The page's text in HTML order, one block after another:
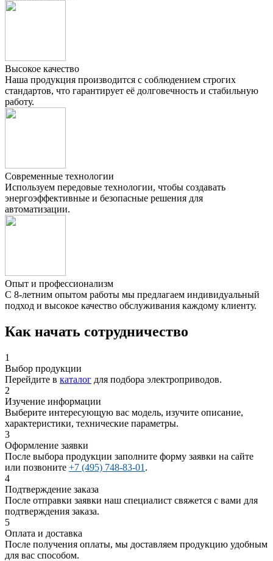
Высокое качество
Наша продукция производится с соблюдением строгих
стандартов, что гарантирует её долговечность и стабильную
работу.
Современные технологии
Используем передовые технологии, чтобы создавать
энергоэффективные и безопасные решения для
автоматизации.
Опыт и профессионализм
С 8-летним опытом работы мы предлагаем индивидуальный
подход и высокое качество обслуживания каждому клиенту.
Как начать сотрудничество
1
Выбор продукции
Перейдите в каталог для подбора электроприводов.
2
Изучение информации
Выберите интересующую вас модель, изучите описание,
характеристики, технические параметры.
3
Оформление заявки
После выбора продукции заполните форму заявки на сайте
или позвоните +7 (495) 748-83-01 .
4
Подтверждение заказа
После отправки заявки наш специалист свяжется с вами для
подтверждения заказа.
5
Оплата и доставка
После получения оплаты, мы доставляем продукцию удобным
для вас способом.